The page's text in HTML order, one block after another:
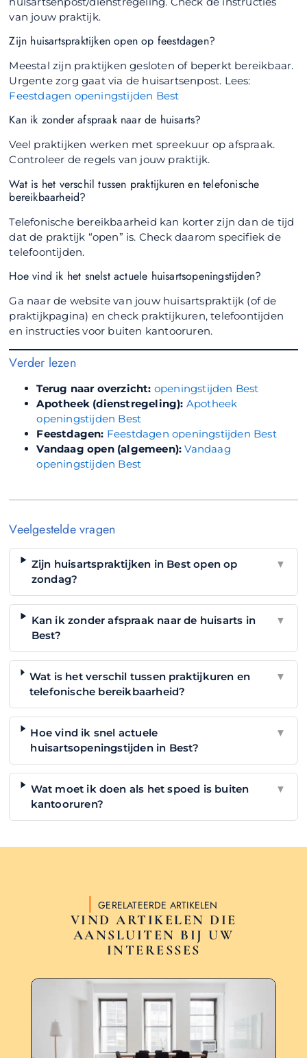
van jouw praktijk.
Zijn huisartspraktijken open op feestdagen?
Meestal zijn praktijken gesloten of beperkt bereikbaar.
Urgente zorg gaat via de huisartsenpost. Lees:
Feestdagen openingstijden Best
Kan ik zonder afspraak naar de huisarts?
Veel praktijken werken met spreekuur op afspraak.
Controleer de regels van jouw praktijk.
Wat is het verschil tussen praktijkuren en telefonische
bereikbaarheid?
Telefonische bereikbaarheid kan korter zijn dan de tijd
dat de praktijk “open” is. Check daarom specifiek de
telefoontijden.
Hoe vind ik het snelst actuele huisartsopeningstijden?
Ga naar de website van jouw huisartspraktijk (of de
praktijkpagina) en check praktijkuren, telefoontijden
en instructies voor buiten kantooruren.
Verder lezen
Terug naar overzicht: openingstijden Best
Apotheek (dienstregeling): Apotheek
openingstijden Best
Feestdagen: Feestdagen openingstijden Best
Vandaag open (algemeen): Vandaag
openingstijden Best
Veelgestelde vragen
Zijn huisartspraktijken in Best open op
zondag?
▼
Kan ik zonder afspraak naar de huisarts in
Best?
▼
Wat is het verschil tussen praktijkuren en
telefonische bereikbaarheid?
▼
Hoe vind ik snel actuele
huisartsopeningstijden in Best?
▼
Wat moet ik doen als het spoed is buiten
kantooruren?
▼
GERELATEERDE ARTIKELEN
VIND ARTIKELEN DIE
AANSLUITEN BIJ UW
INTERESSES